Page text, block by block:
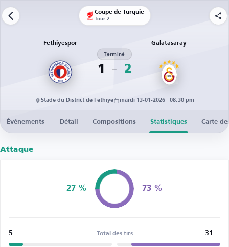
Coupe de Turquie
Tour 2
Fethiyespor
1
Terminé
2
Galatasaray
Stade du District de Fethiye mardi 13-01-2026 · 08:30 pm
Événements Détail Compositions Statistiques Carte
Attaque
27 % 73 %
5 Total des tirs 31